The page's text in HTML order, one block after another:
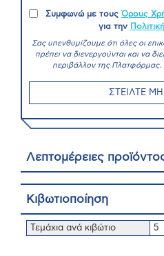
Συμφωνώ με τουςΌρους
για την
Σας υπενθυμίζουμε ότι όλες οι
πρέπει να διενεργούνται και να
περιβάλλον της Πλατφόρμας.
ΣΤΕΙΛΤΕ
Λεπτομέρειες
Κιβωτιοποίηση
Τεμάχια ανά κιβώτιο 5